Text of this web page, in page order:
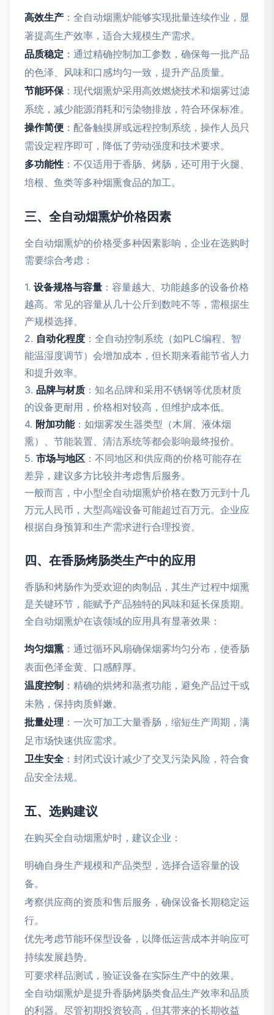
高效生产 ：全自动烟熏炉能够实现批量连续作业，显
著提高生产效率，适合大规模生产需求。
品质稳定 ：通过精确控制加工参数，确保每一批产品
的色泽、风味和口感均匀一致，提升产品质量。
节能环保：现代烟熏炉采用高效燃烧技术和烟雾过滤
系统，减少能源消耗和污染物排放，符合环保标准。
操作简便 ：配备触摸屏或远程控制系统，操作人员只
需设定程序即可，降低了劳动强度和技术要求。
多功能性 ：不仅适用于香肠、烤肠，还可用于火腿、
培根、鱼类等多种烟熏食品的加工。
三、全自动烟熏炉价格因素
全自动烟熏炉的价格受多种因素影响，企业在选购时
需要综合考虑：
1. 设备规格与容量 ：容量越大、功能越多的设备价格
越高。常见的容量从几十公斤到数吨不等，需根据生
产规模选择。
2. 自动化程度 ：全自动控制系统（如PLC编程、智
能温湿度调节）会增加成本，但长期来看能节省人力
和提升效率。
3. 品牌与材质 ：知名品牌和采用不锈钢等优质材质
的设备更耐用，价格相对较高，但维护成本低。
4. 附加功能：如烟雾发生器类型（木屑、液体烟
熏）、节能装置、清洁系统等都会影响最终报价。
5. 市场与地区 ：不同地区和供应商的价格可能存在
差异，建议多方比较并考虑售后服务。
一般而言，中小型全自动烟熏炉价格在数万元到十几
万元人民币，大型高端设备可能超过百万元。企业应
根据自身预算和生产需求进行合理投资。
四、在香肠烤肠类生产中的应用
香肠和烤肠作为受欢迎的肉制品，其生产过程中烟熏
是关键环节，能赋予产品独特的风味和延长保质期。
全自动烟熏炉在该领域的应用具有显著效果：
均匀烟熏 ：通过循环风扇确保烟雾均匀分布，使香肠
表面色泽金黄、口感醇厚。
温度控制 ：精确的烘烤和蒸煮功能，避免产品过干或
未熟，保持肉质鲜嫩。
批量处理 ：一次可加工大量香肠，缩短生产周期，满
足市场快速供应需求。
卫生安全 ：封闭式设计减少了交叉污染风险，符合食
品安全法规。
五、选购建议
在购买全自动烟熏炉时，建议企业：
明确自身生产规模和产品类型，选择合适容量的设
备。
考察供应商的资质和售后服务，确保设备长期稳定运
行。
优先考虑节能环保型设备，以降低运营成本并响应可
持续发展趋势。
可要求样品测试，验证设备在实际生产中的效果。
全自动烟熏炉是提升香肠烤肠类食品生产效率和品质
的利器。尽管初期投资较高，但其带来的长期收益